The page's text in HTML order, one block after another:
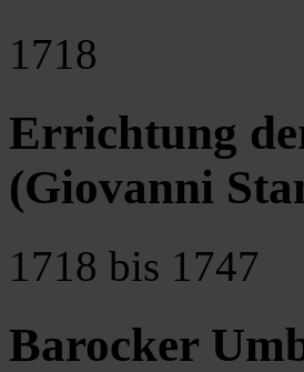
1718
Errichtung
(Giovanni
1718 bis 1747
Barocker